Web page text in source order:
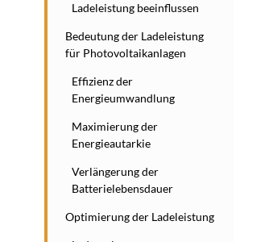
Ladeleistung beeinflussen
Bedeutung der Ladeleistung
für Photovoltaikanlagen
Effizienz der
Energieumwandlung
Maximierung der
Energieautarkie
Verlängerung der
Batterielebensdauer
Optimierung der Ladeleistung